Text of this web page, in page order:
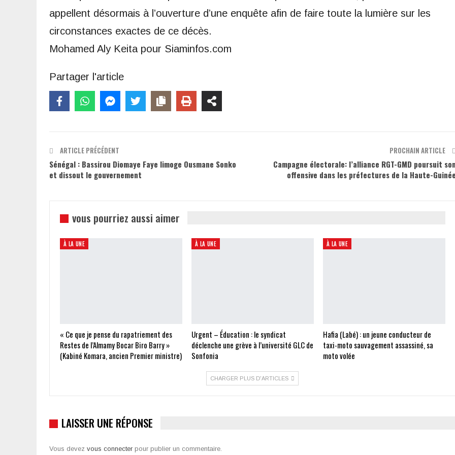
appellent désormais à l’ouverture d’une enquête afin de faire toute la lumière sur les
circonstances exactes de ce décès.
Mohamed Aly Keita pour Siaminfos.com
Partager l'article
ARTICLE PRÉCÉDENT
Sénégal : Bassirou Diomaye Faye limoge Ousmane Sonko
et dissout le gouvernement
PROCHAIN ARTICLE
Campagne électorale: l’alliance RGT-GMD poursuit
offensive dans les préfectures de la Haute-
vous pourriez aussi aimer
À LA UNE
« Ce que je pense du rapatriement des
Restes de l’Almamy Bocar Biro Barry »
(Kabiné Komara, ancien Premier ministre)
À LA UNE
Urgent – Éducation : le syndicat
déclenche une grève à l’université GLC de
Sonfonia
À LA UNE
Hafia (Labé) : un jeune conducteur de
taxi-moto sauvagement assassiné, sa
moto volée
CHARGER PLUS D'ARTICLES
LAISSER UNE RÉPONSE
Vous devez vous connecter pour publier un commentaire.